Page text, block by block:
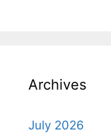
Archives
July 2026